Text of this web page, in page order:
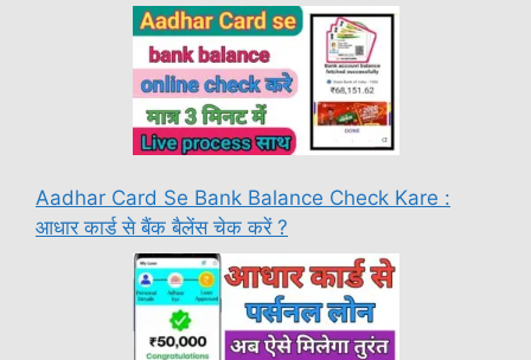
Aadhar Card Se Bank Balance Check Kare :
आधार कार्ड से बैंक बैलेंस चेक करें ?